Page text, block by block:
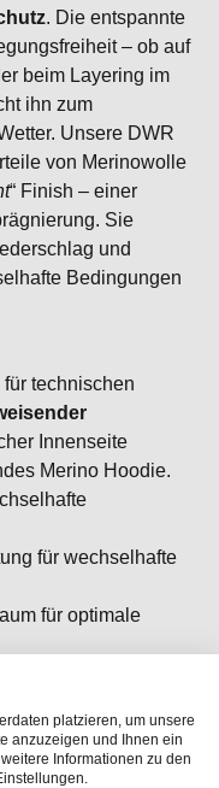
. Die entspannte
– ob auf
beim Layering im
ihn zum
Unsere DWR
von Merinowolle
“ Finish – einer
Sie
und
Bedingungen
für technischen
Innenseite
Merino Hoodie.
für wechselhafte
für optimale
platzieren, um unsere
anzuzeigen und Ihnen ein
Informationen zu den